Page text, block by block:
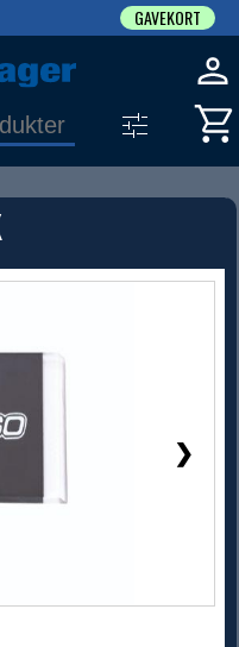
❯
GAVEKORT
søket